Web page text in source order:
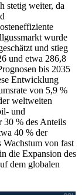
stetig weiter, da
wurde
und stieg
und etwa 286,8
bis 2035
Entwicklung
von 5,9 %
weltweiten
und
30 % des Anteils
40 % der
Wachstum von fast
die Expansion des
dem globalen